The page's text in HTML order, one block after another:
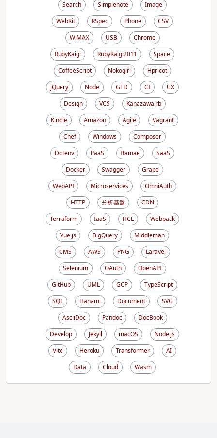
Search
Simplenote
Image
WebKit
RSpec Phone
CSV
WiMAX
USB
Chrome
RubyKaigi
RubyKaigi2011
Space
CoffeeScript
Nokogiri
Hpricot
jQuery
Node GTD CI
UX
Design
VCS
Kanazawa.rb
Kindle
Amazon Agile
Vagrant
Chef
Windows
Composer
Dotenv
PaaS Itamae
SaaS
Docker
Swagger
Grape
WebAPI
Microservices
OmniAuth
HTTP
分析基盤
CDN
Terraform
IaaS HCL
Webpack
Vue.js
BigQuery
Middleman
CMS
AWS PNG
Laravel
Selenium
OAuth
OpenAPI
GitHub
UML GCP
TypeScript
SQL
Hanami Document
SVG
AsciiDoc
Pandoc
DocBook
Develop
Jekyll macOS
Node.js
Vite
Heroku Transformer
AI
Data
Cloud Wasm